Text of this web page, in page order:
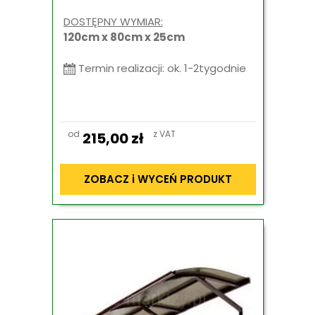
DOSTĘPNY WYMIAR:
120cm x 80cm x 25cm
Termin realizacji: ok. 1-2tygodnie
od 215,00zł z VAT
ZOBACZ i WYCEŃ PRODUKT